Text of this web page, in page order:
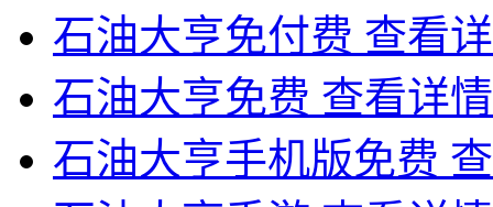
石油大亨免付费 查看
石油大亨免费 查看详情
石油大亨手机版免费